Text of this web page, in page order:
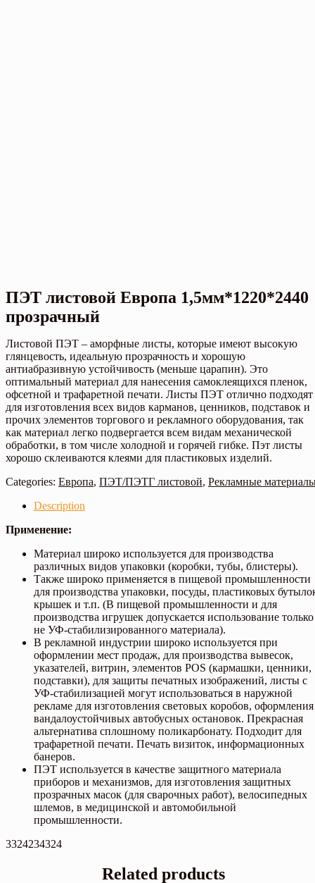
ПЭТ листовой Европа 1,5мм*1220*2440
прозрачный
Листовой ПЭТ – аморфные листы, которые имеют высокую
глянцевость, идеальную прозрачность и хорошую
антиабразивную устойчивость (меньше царапин). Это
оптимальный материал для нанесения самоклеящихся пленок,
офсетной и трафаретной печати. Листы ПЭТ отлично подходят
для изготовления всех видов карманов, ценников, подставок и
прочих элементов торгового и рекламного оборудования, так
как материал легко подвергается всем видам механической
обработки, в том числе холодной и горячей гибке. Пэт листы
хорошо склеиваются клеями для пластиковых изделий.
Categories: Европа, ПЭТ/ПЭТГ листовой, Рекламные
Description
Применение:
Материал широко используется для производства
различных видов упаковки (коробки, тубы, блистеры).
Также широко применяется в пищевой промышленности
для производства упаковки, посуды, пластиковых
крышек и т.п. (В пищевой промышленности и для
производства игрушек допускается использование только
не УФ-стабилизированного материала).
В рекламной индустрии широко используется при
оформлении мест продаж, для производства вывесок,
указателей, витрин, элементов POS (кармашки, ценники,
подставки), для защиты печатных изображений, листы с
УФ-стабилизацией могут использоваться в наружной
рекламе для изготовления световых коробов, оформления
вандалоустойчивых автобусных остановок. Прекрасная
альтернатива сплошному поликарбонату. Подходит для
трафаретной печати. Печать визиток, информационных
банеров.
ПЭТ используется в качестве защитного материала
приборов и механизмов, для изготовления защитных
прозрачных масок (для сварочных работ), велосипедных
шлемов, в медицинской и автомобильной
промышленности.
3324234324
Related products